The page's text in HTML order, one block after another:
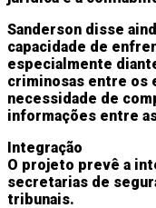
Sanderson disse
capacidade de
especialmente
criminosas entre os
necessidade de
informações entre
Integração
O projeto prevê a
secretarias de
tribunais.